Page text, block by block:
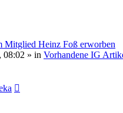
Mitglied Heinz Foß erworben
08:02 » in Vorhandene IG